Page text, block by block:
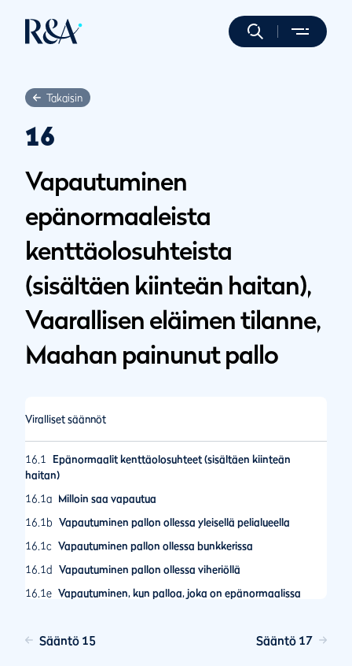
Takaisin
16
Vapautuminen
epänormaaleista
kenttäolosuhteista
(sisältäen kiinteän haitan),
Vaarallisen eläimen tilanne,
Maahan painunut pallo
Viralliset säännöt
16.1
Epänormaalit kenttäolosuhteet (sisältäen kiinteän
haitan)
16.1a Milloin saa vapautua
16.1b Vapautuminen pallon ollessa yleisellä pelialueella
16.1c Vapautuminen pallon ollessa bunkkerissa
16.1d Vapautuminen pallon ollessa viheriöllä
16.1e Vapautuminen, kun palloa, joka on epänormaalissa
pelialueesta on vapauduttava
Sääntö 15 Sääntö 17